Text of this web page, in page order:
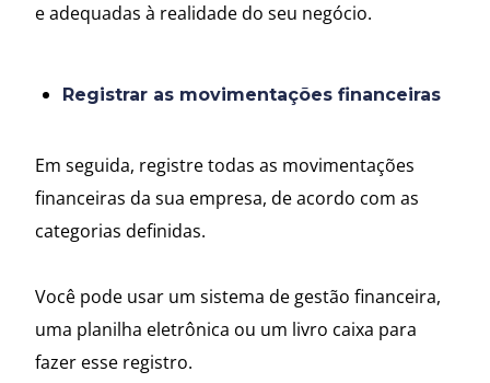
e adequadas à realidade do seu negócio.
Registrar as movimentações financeiras
Em seguida, registre todas as movimentações
financeiras da sua empresa, de acordo com as
categorias definidas.
Você pode usar um sistema de gestão financeira,
uma planilha eletrônica ou um livro caixa para
fazer esse registro.